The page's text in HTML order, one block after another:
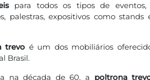
para todos os tipos de eventos,
palestras, expositivos como stands
trevo é um dos mobiliários
Brasil.
na década de 60, a poltrona